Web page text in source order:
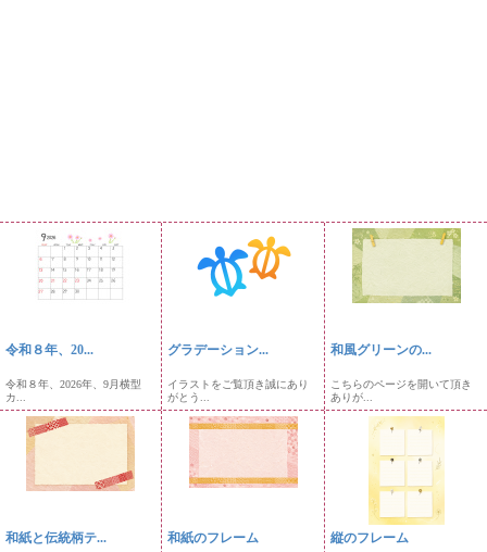
令和８年、20...
令和８年、2026年、9月横型
カ...
グラデーション...
イラストをご覧頂き誠にあり
がとう...
和風グリーンの...
こちらのページを開いて頂き
ありが...
和紙と伝統柄テ... 和紙のフレーム 縦のフレーム